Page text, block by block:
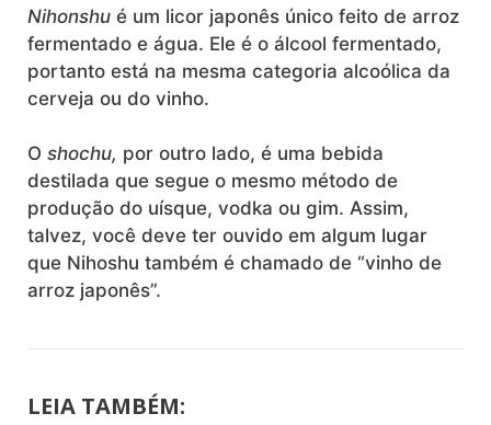
Nihonshu é um licor japonês único feito de arroz
fermentado e água. Ele é o álcool fermentado,
portanto está na mesma categoria alcoólica da
cerveja ou do vinho.
O shochu, por outro lado, é uma bebida
destilada que segue o mesmo método de
produção do uísque, vodka ou gim. Assim,
talvez, você deve ter ouvido em algum lugar
que Nihoshu também é chamado de “vinho de
arroz japonês”.
LEIA TAMBÉM: